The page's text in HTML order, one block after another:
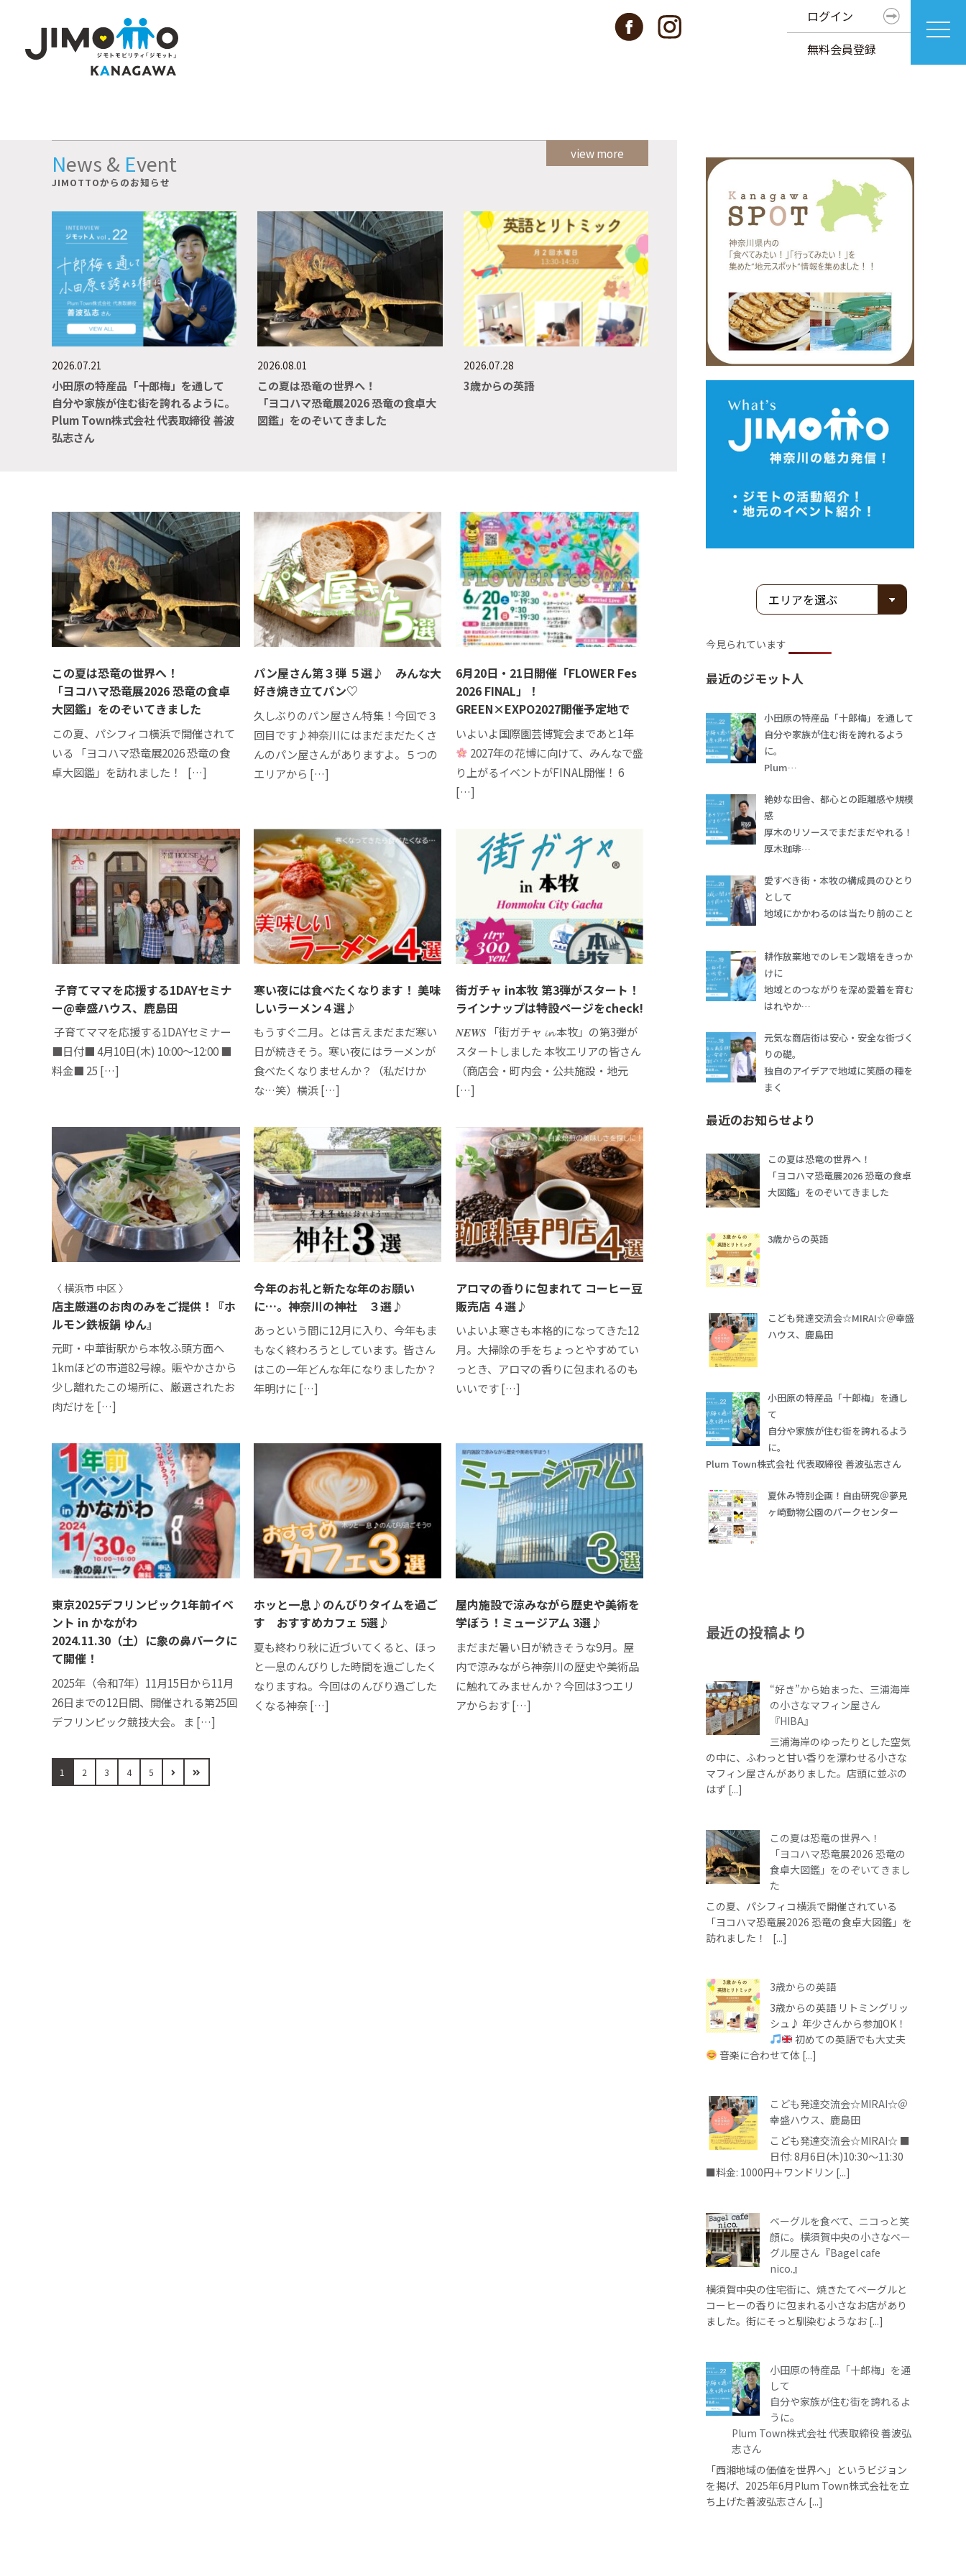
ログイン
無料会員登録
News & Event
JIMOTTOからのお知らせ
2026.07.21
小田原の特産品「十郎梅」を通して
自分や家族が住む街を誇れるように。
Plum Town株式会社 代表取締役 善波
弘志さん
2026.08.01
この夏は恐竜の世界へ！
「ヨコハマ恐竜展2026 恐竜の食卓大
図鑑」をのぞいてきました
2026.07.28
3歳からの英語
view more
この夏は恐竜の世界へ！
「ヨコハマ恐竜展2026 恐竜の食卓
大図鑑」をのぞいてきました
この夏、パシフィコ横浜で開催されて
いる 「ヨコハマ恐竜展2026 恐竜の食
卓大図鑑」を訪れました！ […]
パン屋さん第３弾 ５選♪ みんな大
好き焼き立てパン♡
久しぶりのパン屋さん特集！今回で３
回目です♪神奈川にはまだまだたくさ
んのパン屋さんがありますよ。５つの
エリアから […]
6月20日・21日開催「FLOWER Fes
2026 FINAL」！
GREEN×EXPO2027開催予定地で
いよいよ国際園芸博覧会まであと1年
2027年の花博に向けて、みんなで盛
り上がるイベントがFINAL開催！ 6
[…]
⁡⁡ ⁡子育てママを応援する1DAYセミナ
ー@幸盛ハウス、鹿島田
⁡⁡ ⁡子育てママを応援する1DAYセミナー
■日付■ 4月10日(木) 10:00～12:00 ■
料金■ 25 […]
寒い夜には食べたくなります！ 美味
しいラーメン４選♪
もうすぐ二月。とは言えまだまだ寒い
日が続きそう。寒い夜にはラーメンが
食べたくなりませんか？（私だけか
な…笑）横浜 […]
街ガチャ in本牧 第3弾がスタート！
ラインナップは特設ページをcheck!
𝑵𝑬𝑾𝑺 「街ガチャ 𝓲𝓷 本牧」の第3弾が
スタートしました 本牧エリアの皆さん
（商店会・町内会・公共施設・地元
[…]
〈 横浜市 中区 〉
店主厳選のお肉のみをご提供！『ホ
ルモン鉄板鍋 ゆん』
元町・中華街駅から本牧ふ頭方面へ
1kmほどの市道82号線。賑やかさから
少し離れたこの場所に、厳選されたお
肉だけを […]
今年のお礼と新たな年のお願い
に…。神奈川の神社 ３選♪
あっという間に12月に入り、今年もま
もなく終わろうとしています。皆さん
はこの一年どんな年になりましたか？
年明けに […]
アロマの香りに包まれて コーヒー豆
販売店 ４選♪
いよいよ寒さも本格的になってきた12
月。大掃除の手をちょっとやすめてい
っとき、アロマの香りに包まれるのも
いいです […]
東京2025デフリンピック1年前イベ
ント in かながわ
2024.11.30（土）に象の鼻パークに
て開催！
2025年（令和7年）11月15日から11月
26日までの12日間、開催される第25回
デフリンピック競技大会。 ま […]
ホッと一息♪のんびりタイムを過ご
す おすすめカフェ 5選♪
夏も終わり秋に近づいてくると、ほっ
と一息のんびりした時間を過ごしたく
なりますね。今回はのんびり過ごした
くなる神奈 […]
屋内施設で涼みながら歴史や美術を
学ぼう！ミュージアム 3選♪
まだまだ暑い日が続きそうな9月。屋
内で涼みながら神奈川の歴史や美術品
に触れてみませんか？今回は3つエリ
アからおす […]
1 2 3 4 5
今見られています
最近のジモット人
小田原の特産品「十郎梅」を通して
自分や家族が住む街を誇れるよう
に。
Plum…
絶妙な田舎、都心との距離感や規模
感
厚木のリソースでまだまだやれる！
厚木珈琲…
愛すべき街・本牧の構成員のひとり
として
地域にかかわるのは当たり前のこと
耕作放棄地でのレモン栽培をきっか
けに
地域とのつながりを深め愛着を育む
はれやか…
元気な商店街は安心・安全な街づく
りの礎。
独自のアイデアで地域に笑顔の種を
まく
最近のお知らせより
この夏は恐竜の世界へ！
「ヨコハマ恐竜展2026 恐竜の食卓
大図鑑」をのぞいてきました
3歳からの英語
こども発達交流会☆MIRAI☆＠幸盛
ハウス、鹿島田
小田原の特産品「十郎梅」を通し
て
自分や家族が住む街を誇れるよう
に。
Plum Town株式会社 代表取締役 善波弘志さん
夏休み特別企画！自由研究＠夢見
ヶ崎動物公園のパークセンター
最近の投稿より
“好き”から始まった、三浦海岸
の小さなマフィン屋さん
『HIBA』
三浦海岸のゆったりとした空気
の中に、ふわっと甘い香りを漂わせる小さな
マフィン屋さんがありました。店頭に並ぶの
はず [...]
この夏は恐竜の世界へ！
「ヨコハマ恐竜展2026 恐竜の
食卓大図鑑」をのぞいてきまし
た
この夏、パシフィコ横浜で開催されている
「ヨコハマ恐竜展2026 恐竜の食卓大図鑑」を
訪れました！ [...]
3歳からの英語
3歳からの英語 リトミングリッ
シュ♪ 年少さんから参加OK！
初めての英語でも大丈夫
音楽に合わせて体 [...]
こども発達交流会☆MIRAI☆＠
幸盛ハウス、鹿島田
こども発達交流会☆MIRAI☆ ■
日付: 8月6日(木)10:30～11:30
■料金: 1000円＋ワンドリン [...]
ベーグルを食べて、ニコっと笑
顔に。横須賀中央の小さなベー
グル屋さん『Bagel cafe
nico.』
横須賀中央の住宅街に、焼きたてベーグルと
コーヒーの香りに包まれる小さなお店があり
ました。街にそっと馴染むようなお [...]
小田原の特産品「十郎梅」を通
して
自分や家族が住む街を誇れるよ
うに。
Plum Town株式会社 代表取締役 善波弘
志さん
「西湘地域の価値を世界へ」というビジョン
を掲げ、2025年6月Plum Town株式会社を立
ち上げた善波弘志さん [...]